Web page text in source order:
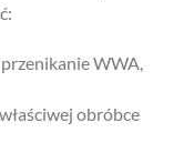
WWA,
obróbce